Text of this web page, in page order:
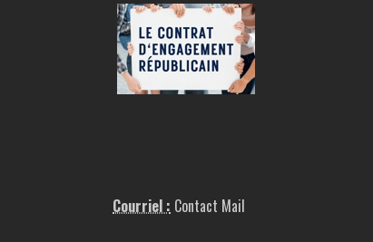
Courriel : Contact Mail